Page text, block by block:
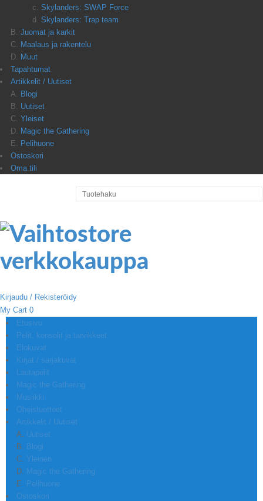
Skylanders: SWAP Force
Skylanders: Trap team
Juomat ja karkit
Maalaus ja rakentelu
Muut
Tapahtumat
Artikkelit / Uutiset
Blogi
Uutiset
Yleiset
Magic the Gathering
Pelihuone
Ostoskori
Oma tili
Kirjaudu / Rekisteröidy
My Cart 0
Etusivu
Pelit, konsolit ja tarvikkeet
Elokuvat
Kirjat / sarjakuvat
Lautapelit
Magic the Gathering
Musiikki
Oheistuotteet
Artikkelit / Uutiset
Uutiset
Blogi
Yleinen
Magic the Gathering
Pelihuone
Ostoskori